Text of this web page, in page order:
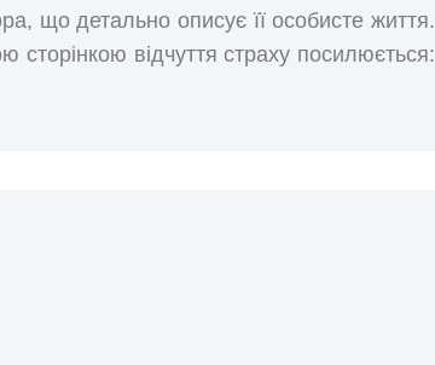
що детально описує її особисте життя.
відчуття страху посилюється:
змушують дівчину повернутися в